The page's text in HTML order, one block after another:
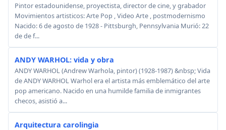
Pintor estadounidense, proyectista, director de cine, y grabador
Movimientos artisticos: Arte Pop , Video Arte , postmodernismo
Nacido: 6 de agosto de 1928 - Pittsburgh, Pennsylvania Murió: 22
de de f...
ANDY WARHOL: vida y obra
ANDY WARHOL (Andrew Warhola, pintor) (1928-1987) &nbsp; Vida
de ANDY WARHOL Warhol era el artista más emblemático del arte
pop americano. Nacido en una humilde familia de inmigrantes
checos, asistió a...
Arquitectura carolingia